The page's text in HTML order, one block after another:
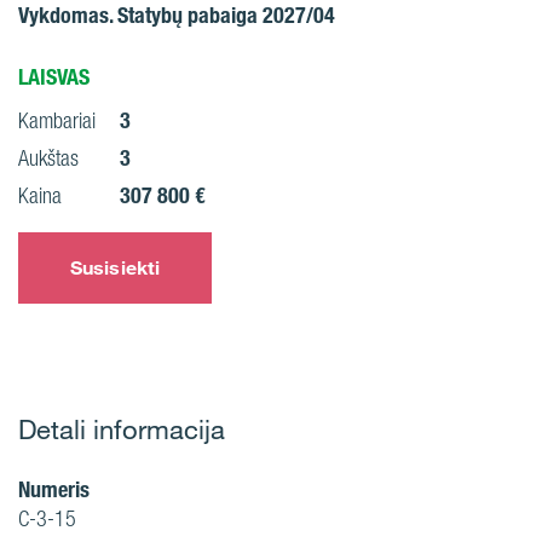
Vykdomas. Statybų pabaiga 2027/04
LAISVAS
Kambariai 3
Aukštas 3
Kaina 307 800 €
Susisiekti
Detali informacija
Numeris
C-3-15